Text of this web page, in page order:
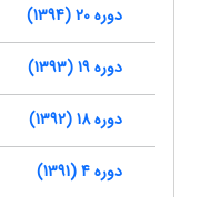
دوره 20 (1394)
دوره 19 (1393)
دوره 18 (1392)
دوره 4 (1391)